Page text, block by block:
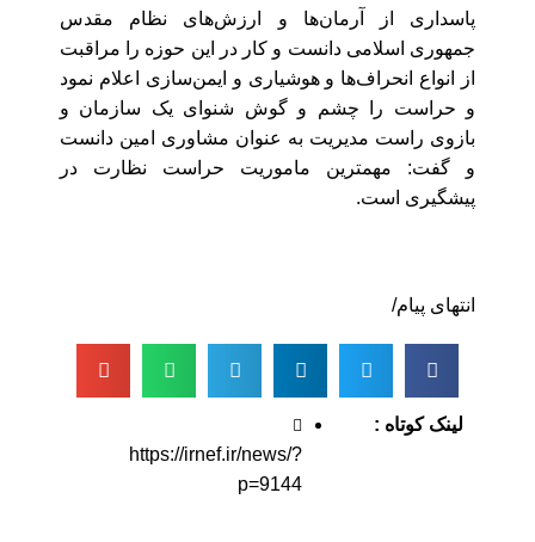
پاسداری از آرمان‌ها و ارزش‌های نظام مقدس
جمهوری اسلامی دانست و کار در این حوزه را مراقبت
از انواع انحراف‌ها و هوشیاری و ایمن‌سازی اعلام نمود
و حراست را چشم و گوش شنوای یک سازمان و
بازوی راست مدیریت به عنوان مشاوری امین دانست
و گفت: مهمترین ماموریت حراست نظارت در
پیشگیری است.
انتهای پیام/
لینک کوتاه :
https://irnef.ir/news/?
p=9144